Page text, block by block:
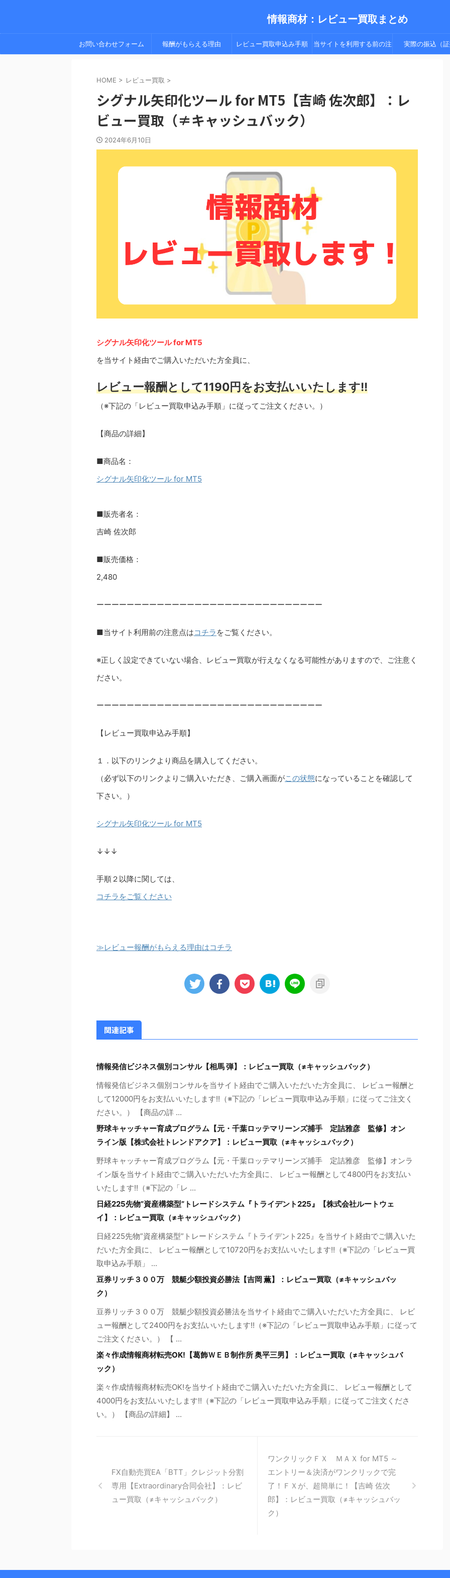
情報商材：レビュー買取まとめ
お問い合わせフォーム 報酬がもらえる理由 レビュー買取申込み手順 当サイトを利用する前の注 実際の振込（証
HOME > レビュー買取 >
シグナル矢印化ツール for MT5【吉崎 佐次郎】：レ
ビュー買取（≠キャッシュバック）
2024年6月10日
シグナル矢印化ツール for MT5
を当サイト経由でご購入いただいた方全員に、
レビュー報酬として1190円をお支払いいたします!!
（※下記の「レビュー買取申込み手順」に従ってご注文ください。）
【商品の詳細】
■商品名：
シグナル矢印化ツール for MT5
■販売者名：
吉崎 佐次郎
■販売価格：
2,480
ーーーーーーーーーーーーーーーーーーーーーーーーーーーーーー
■当サイト利用前の注意点はコチラ をご覧ください。
※正しく設定できていない場合、レビュー買取が行えなくなる可能性がありますので、ご注意く
ださい。
ーーーーーーーーーーーーーーーーーーーーーーーーーーーーーー
【レビュー買取申込み手順】
１．以下のリンクより商品を購入してください。
（必ず以下のリンクよりご購入いただき、ご購入画面がこの状態になっていることを確認して
下さい。）
シグナル矢印化ツール for MT5
↓↓↓
手順２以降に関しては、
コチラをご覧ください
≫レビュー報酬がもらえる理由はコチラ
関連記事
情報発信ビジネス個別コンサル【相馬 弾】：レビュー買取（≠キャッシュバック）
情報発信ビジネス個別コンサルを当サイト経由でご購入いただいた方全員に、 レビュー報酬と
して12000円をお支払いいたします!!（※下記の「レビュー買取申込み手順」に従ってご注文く
ださい。） 【商品の詳 ...
野球キャッチャー育成プログラム【元・千葉ロッテマリーンズ捕手 定詰雅彦 監修】オン
ライン版【株式会社トレンドアクア】：レビュー買取（≠キャッシュバック）
野球キャッチャー育成プログラム【元・千葉ロッテマリーンズ捕手 定詰雅彦 監修】オンラ
イン版を当サイト経由でご購入いただいた方全員に、 レビュー報酬として4800円をお支払い
いたします!!（※下記の「レ ...
日経225先物”資産構築型”トレードシステム『トライデント225』【株式会社ルートウェ
イ】：レビュー買取（≠キャッシュバック）
日経225先物”資産構築型”トレードシステム『トライデント225』を当サイト経由でご購入いた
だいた方全員に、 レビュー報酬として10720円をお支払いいたします!!（※下記の「レビュー買
取申込み手順」 ...
豆券リッチ３００万 競艇少額投資必勝法【吉岡 薫】：レビュー買取（≠キャッシュバッ
ク）
豆券リッチ３００万 競艇少額投資必勝法を当サイト経由でご購入いただいた方全員に、 レビ
ュー報酬として2400円をお支払いいたします!!（※下記の「レビュー買取申込み手順」に従って
ご注文ください。） 【 ...
楽々作成情報商材転売OK!【葛飾ＷＥＢ制作所 奥平三男】：レビュー買取（≠キャッシュバ
ック）
楽々作成情報商材転売OK!を当サイト経由でご購入いただいた方全員に、 レビュー報酬として
4000円をお支払いいたします!!（※下記の「レビュー買取申込み手順」に従ってご注文くださ
い。） 【商品の詳細】 ...
FX自動売買EA「BTT」クレジット分割
専用【Extraordinary合同会社】：レビ
ュー買取（≠キャッシュバック）
ワンクリックＦＸ ＭＡＸ for MT5 ～
エントリー＆決済がワンクリックで完
了！ＦＸが、超簡単に！【吉崎 佐次
郎】：レビュー買取（≠キャッシュバッ
ク）